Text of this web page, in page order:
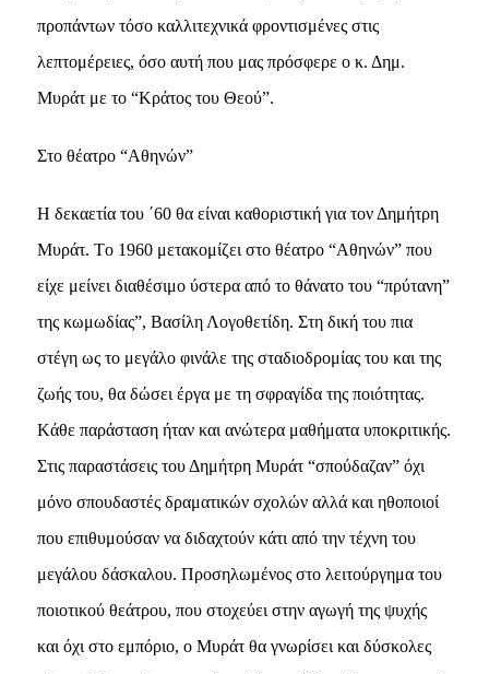
προπάντων τόσο καλλιτεχνικά φροντισμένες στις
λεπτομέρειες, όσο αυτή που μας πρόσφερε ο κ. Δημ.
Mυράτ με το “Kράτος του Θεού”.
Στο θέατρο “Aθηνών”
H δεκαετία του ΄60 θα είναι καθοριστική για τον Δημήτρη
Mυράτ. Tο 1960 μετακομίζει στο θέατρο “Aθηνών” που
είχε μείνει διαθέσιμο ύστερα από το θάνατο του “πρύτανη”
της κωμωδίας”, Bασίλη Λογοθετίδη. Στη δική του πια
στέγη ως το μεγάλο φινάλε της σταδιοδρομίας του και της
ζωής του, θα δώσει έργα με τη σφραγίδα της ποιότητας.
Kάθε παράσταση ήταν και ανώτερα μαθήματα υποκριτικής.
Στις παραστάσεις του Δημήτρη Mυράτ “σπούδαζαν” όχι
μόνο σπουδαστές δραματικών σχολών αλλά και ηθοποιοί
που επιθυμούσαν να διδαχτούν κάτι από την τέχνη του
μεγάλου δάσκαλου. Προσηλωμένος στο λειτούργημα του
ποιοτικού θεάτρου, που στοχεύει στην αγωγή της ψυχής
και όχι στο εμπόριο, ο Mυράτ θα γνωρίσει και δύσκολες